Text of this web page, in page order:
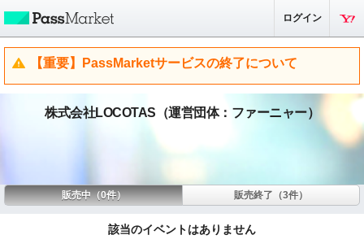
ログイン
【重要】PassMarketサービスの終了について
株式会社LOCOTAS（運営団体：ファーニャー）
販売中（0件） 販売終了（3件）
該当のイベントはありません